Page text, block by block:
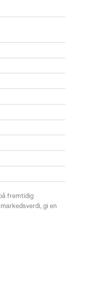
fremtidig
gi en